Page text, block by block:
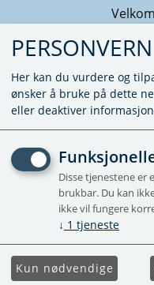
GO2
Forhåndsbestill
PERSONVERN
Her kan du vurdere og
ønsker å bruke på dette
eller deaktiver
Disse tjenestene er
brukbar. Du kan
ikke vil fungere
↓ 1 tjeneste
Kun nødvendige